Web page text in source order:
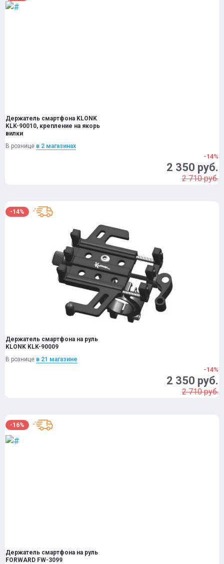
Держатель смартфона KLONK
KLK-90010, крепление на якорь
вилки
В рознице в 2 магазинах
-14%
2 350 руб.
2 710 руб.
-14%
Держатель смартфона на руль
KLONK KLK-90009
В рознице в 21 магазинe
-14%
2 350 руб.
2 710 руб.
-16%
Держатель смартфона на руль
FORWARD FW-3099